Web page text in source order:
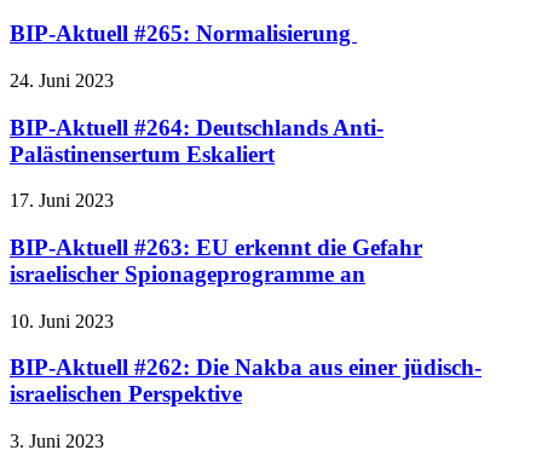
BIP-Aktuell #265: Normalisierung
24. Juni 2023
BIP-Aktuell #264: Deutschlands Anti-
Palästinensertum Eskaliert
17. Juni 2023
BIP-Aktuell #263: EU erkennt die Gefahr
israelischer Spionageprogramme an
10. Juni 2023
BIP-Aktuell #262: Die Nakba aus einer jüdisch-
israelischen Perspektive
3. Juni 2023